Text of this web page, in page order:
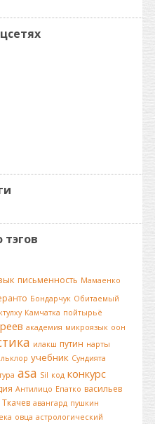
письменность Мамаенко
Бондарчук Обитаемый
ктулху Камчатка пойтырьё
академия микроязык оон
илакш путин нарты
учебник Сундията
asa Sil код конкурс
Антилицо Епатко васильев
Ткачев авангард пушкин
овца астрологический